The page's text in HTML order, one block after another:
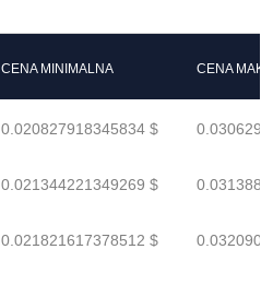
CENA MINIMALNA CENA
0.020827918345834 $
0.021344221349269 $
0.021821617378512 $